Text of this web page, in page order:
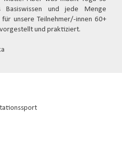
Basiswissen und jede Menge
unsere Teilnehmer/-innen 60+
und praktiziert.